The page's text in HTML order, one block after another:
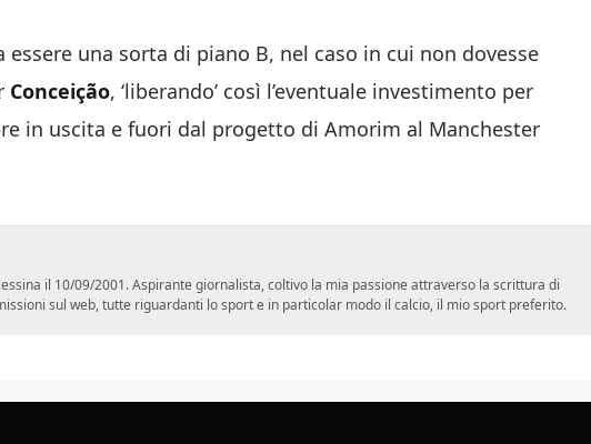
essere una sorta di piano B, nel caso in cui non dovesse
Conceição, ‘liberando’ così l’eventuale investimento per
in uscita e fuori dal progetto di Amorim al Manchester
il 10/09/2001. Aspirante giornalista, coltivo la mia passione attraverso la scrittura di
sul web, tutte riguardanti lo sport e in particolar modo il calcio, il mio sport preferito.